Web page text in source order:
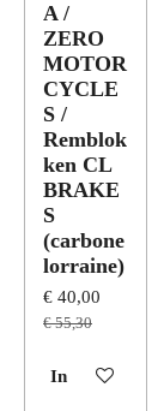
A /
ZERO
MOTOR
CYCLE
S /
Remblok
ken CL
BRAKE
S
(carbone
lorraine)
€ 40,00
€ 55,30
In winkelwagen